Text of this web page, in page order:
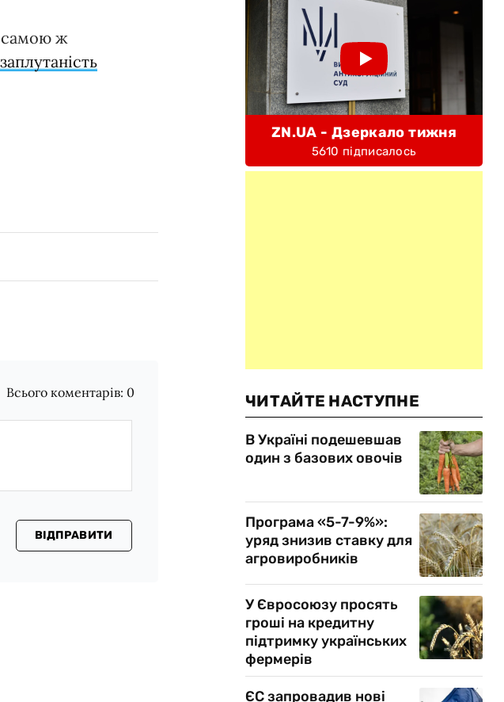
самою ж
Всього коментарів: 0
ВІДПРАВИТИ
ZN.UA - Дзеркало тижня
5610 підписалось
ЧИТАЙТЕ НАСТУПНЕ
В Україні подешевшав
один з базових овочів
Програма «5-7-9%»:
уряд знизив ставку для
агровиробників
У Євросоюзу просять
гроші на кредитну
підтримку українських
фермерів
ЄС запровадив нові